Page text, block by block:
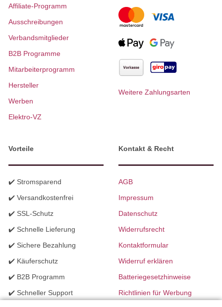
Affiliate-Programm
Ausschreibungen
Verbandsmitglieder
B2B Programme
Mitarbeiterprogramm
Hersteller
Werben
Elektro-VZ
Weitere Zahlungsarten
Vorteile
✔️ Stromsparend
✔️ Versandkostenfrei
✔️ SSL-Schutz
✔️ Schnelle Lieferung
✔️ Sichere Bezahlung
✔️ Käuferschutz
✔️ B2B Programm
✔️ Schneller Support
Kontakt & Recht
AGB
Impressum
Datenschutz
Widerrufsrecht
Kontaktformular
Widerruf erklären
Batteriegesetzhinweise
Richtlinien für Werbung